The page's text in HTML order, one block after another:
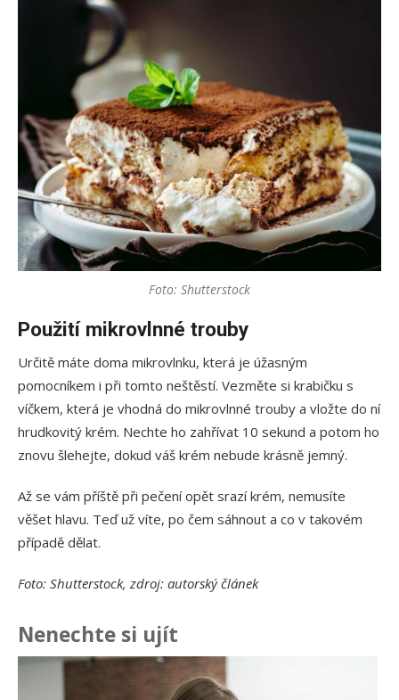
Foto: Shutterstock
Použití mikrovlnné trouby
Určitě máte doma mikrovlnku, která je úžasným
pomocníkem i při tomto neštěstí. Vezměte si krabičku s
víčkem, která je vhodná do mikrovlnné trouby a vložte do ní
hrudkovitý krém. Nechte ho zahřívat 10 sekund a potom ho
znovu šlehejte, dokud váš krém nebude krásně jemný.
Až se vám příště při pečení opět srazí krém, nemusíte
věšet hlavu. Teď už víte, po čem sáhnout a co v takovém
případě dělat.
Foto: Shutterstock, zdroj: autorský článek
Nenechte si ujít